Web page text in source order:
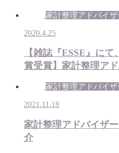
家計整理アドバイザ
2020.4.25
【雑誌『ESSE』に
賞受賞】家計整理ア
家計整理アドバイザ
2021.11.18
家計整理アドバイザ
介